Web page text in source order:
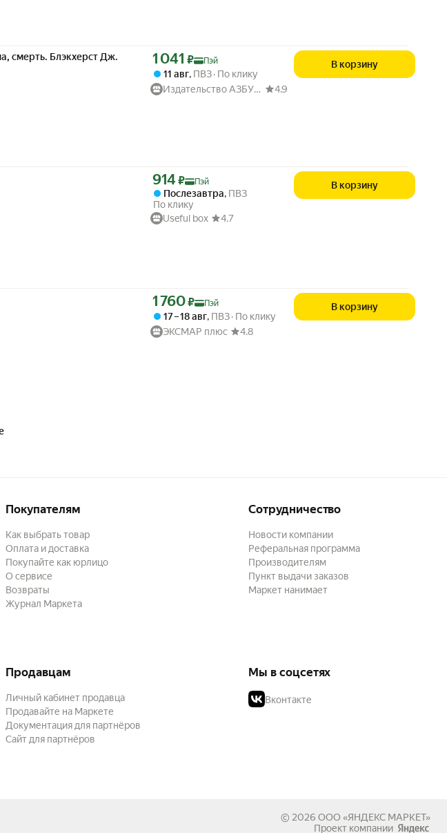
смерть. Блэкхерст Дж.
Цена с картой Яндекс Пэй 1041 ₽ вместо
1 041 ₽ Пэй
11 авг, ПВЗ По клику
Издательство АЗБУКА
4.9
В корзину
Цена с картой Яндекс Пэй 914 ₽ вместо
914 ₽ Пэй
Послезавтра, ПВЗ
По клику
Useful box
4.7
В корзину
Цена с картой Яндекс Пэй 1760 ₽ вместо
1 760₽ Пэй
17 – 18 авг, ПВЗ По клику
ЭКСМАР плюс
4.8
В корзину
Покупателям
Как выбрать товар
Оплата и доставка
Покупайте как юрлицо
О сервисе
Возвраты
Журнал Маркета
Сотрудничество
Новости компании
Реферальная программа
Производителям
Пункт выдачи заказов
Маркет нанимает
Продавцам
Личный кабинет продавца
Продавайте на Маркете
Документация для партнёров
Сайт для партнёров
Мы в соцсетях
Вконтакте
© 2026 ООО «ЯНДЕКС МАРКЕТ»
Проект компании